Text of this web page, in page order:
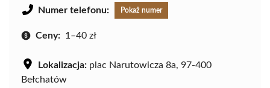
Numer telefonu: Pokaż numer
Ceny: 1–40 zł
Lokalizacja: plac Narutowicza 8a, 97-400
Bełchatów